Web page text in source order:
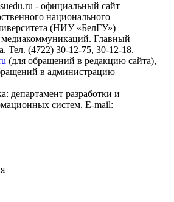
- официальный сайт
национального
(НИУ «БелГУ»)
медиакоммуникаций. Главный
Тел. (4722) 30-12-75, 30-12-18.
(для обращений в редакцию сайта),
в администрацию
департамент разработки и
систем. E-mail: